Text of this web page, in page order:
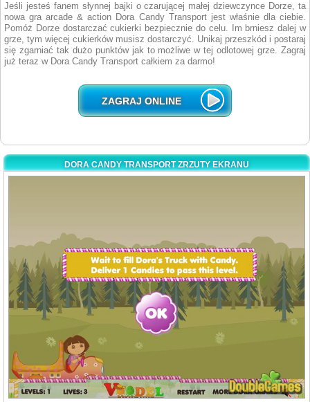
Jeśli jesteś fanem słynnej bajki o czarującej małej dziewczynce Dorze, ta
nowa gra arcade & action Dora Candy Transport jest właśnie dla ciebie.
Pomóż Dorze dostarczać cukierki bezpiecznie do celu. Im brniesz dalej w
grze, tym więcej cukierków musisz dostarczyć. Unikaj przeszkód i postaraj
się zgarniać tak dużo punktów jak to możliwe w tej odlotowej grze. Zagraj
już teraz w Dora Candy Transport całkiem za darmo!
ZAGRAJ ONLINE
DORA CANDY TRANSPORT ZRZUTY EKRANU